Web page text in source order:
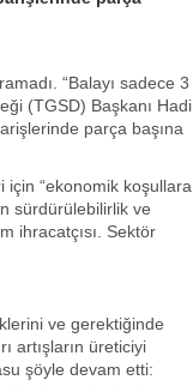
“Balayı sadece 3
(TGSD) Başkanı Hadi
parça başına
“ekonomik koşullara
sürdürülebilirlik ve
ihracatçısı. Sektör
ve gerektiğinde
artışların üreticiyi
şöyle devam etti: